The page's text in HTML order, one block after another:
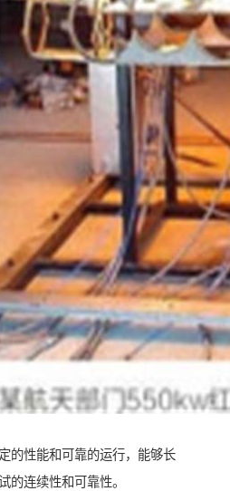
的性能和可靠的运行，能够长
的连续性和可靠性。